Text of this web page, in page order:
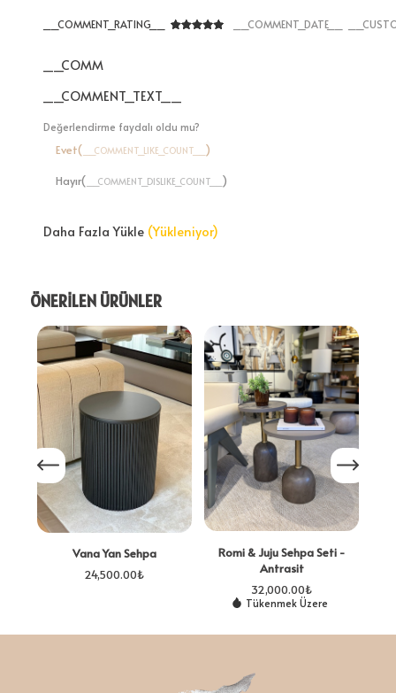
__COMMENT_RATING__ __COMMENT_DATE__
__COMMENT_THUMBNAIL_IMG__
__COMMENT_TEXT__
Değerlendirme faydalı oldu mu?
Evet( __COMMENT_LIKE_COUNT__ )
Hayır( __COMMENT_DISLIKE_COUNT__ )
Daha Fazla Yükle (Yükleniyor)
ÖNERİLEN ÜRÜNLER
Vana Yan Sehpa
24,500.00₺
Romi & Juju Sehpa Seti -
Antrasit
32,000.00₺
Tükenmek Üzere